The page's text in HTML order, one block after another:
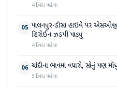
4 દિવસ પહેલા
05 પાલનપુર-ડીસા હાઇવે પર એસઓજી
હિરોઈન ઝડપી પાડ્યું
4 દિવસ પહેલા
06 ચાંદીના ભાવમાં વધારો, સોનું પણ
5 દિવસ પહેલા